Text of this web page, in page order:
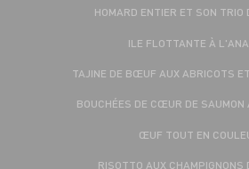
HOMARD ENTIER ET SON TRIO
ILE FLOTTANTE À
TAJINE DE BŒUF AUX ABRICOTS
BOUCHÉES DE CŒUR DE SAUMON
ŒUF TOUT EN
RISOTTO AUX CHAMPIGNONS